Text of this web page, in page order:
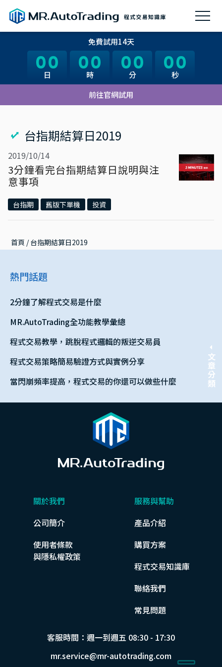
00
日 00
時 00
分 00
秒
前往官網試用
免費試用14天
00
日 00
時 00
分 00
秒
台指期結算日2019
2019/10/14
3分鐘看完台指期結算日說明與注
意事項
台指期 舊版下單機 投資
首頁 / 台指期結算日2019
熱門話題
2分鐘了解程式交易是什麼
MR.AutoTrading全功能教學彙總
程式交易教學，跳脫程式邏輯的叛逆交易員
程式交易策略簡易驗證方式與實例分享
當閃崩頻率提高，程式交易的你還可以做些什麼
關於我們
公司簡介
使用者條款
與隱私權政策
服務與幫助
產品介紹
購買方案
程式交易知識庫
聯絡我們
常見問題
客服時間：週一到週五 08:30 - 17:30
mr.service@mr-autotrading.com
文章分類